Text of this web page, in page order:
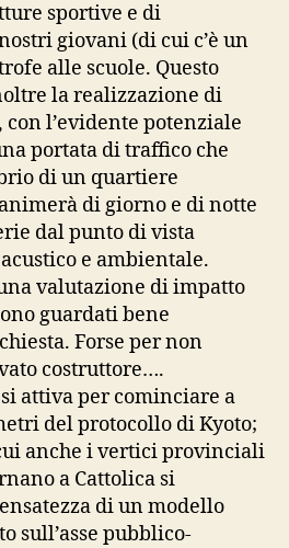
sportive e di
giovani (di cui c’è un
alle scuole. Questo
la realizzazione di
con l’evidente potenziale
portata di traffico che
di un quartiere
di giorno e di notte
dal punto di vista
e ambientale.
valutazione di impatto
guardati bene
Forse per non
costruttore….
attiva per cominciare a
del protocollo di Kyoto;
anche i vertici provinciali
a Cattolica si
di un modello
sull’asse pubblico-